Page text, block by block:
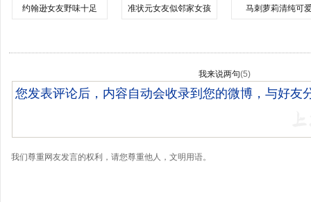
约翰逊女友野味十足 准状元女友似邻家女孩 马刺萝莉清纯可
我来说两句(5)
我们尊重网友发言的权利，请您尊重他人，文明用语。